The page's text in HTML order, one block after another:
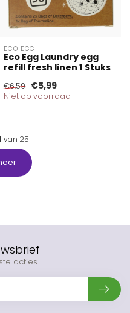
ECO EGG
Eco Egg Laundry egg
refill fresh linen 1 Stuks
€6,59 €5,99
Niet op voorraad
van 25
acties